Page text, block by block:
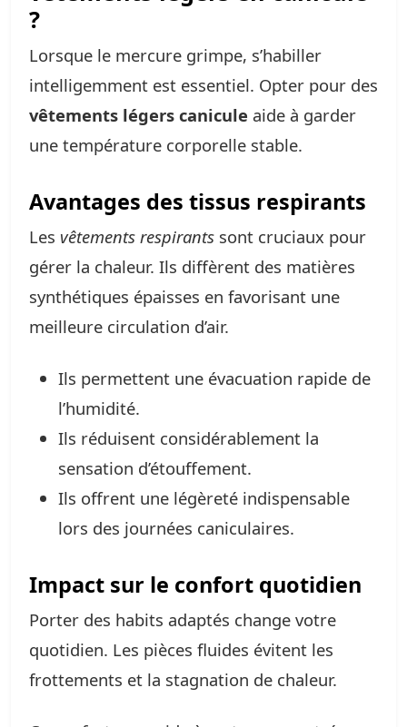
?
Lorsque le mercure grimpe, s’habiller
intelligemment est essentiel. Opter pour des
vêtements légers canicule aide à garder
une température corporelle stable.
Avantages des tissus respirants
Les vêtements respirants sont cruciaux pour
gérer la chaleur. Ils diffèrent des matières
synthétiques épaisses en favorisant une
meilleure circulation d’air.
Ils permettent une évacuation rapide de
l’humidité.
Ils réduisent considérablement la
sensation d’étouffement.
Ils offrent une légèreté indispensable
lors des journées caniculaires.
Impact sur le confort quotidien
Porter des habits adaptés change votre
quotidien. Les pièces fluides évitent les
frottements et la stagnation de chaleur.